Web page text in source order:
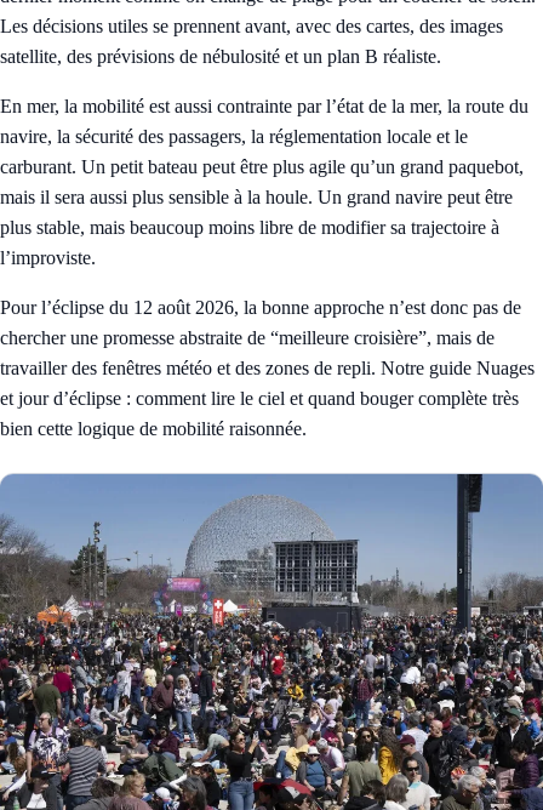
Les décisions utiles se prennent avant, avec des cartes, des images
satellite, des prévisions de nébulosité et un plan B réaliste.
En mer, la mobilité est aussi contrainte par l’état de la mer, la route du
navire, la sécurité des passagers, la réglementation locale et le
carburant. Un petit bateau peut être plus agile qu’un grand paquebot,
mais il sera aussi plus sensible à la houle. Un grand navire peut être
plus stable, mais beaucoup moins libre de modifier sa trajectoire à
l’improviste.
Pour l’éclipse du 12 août 2026, la bonne approche n’est donc pas de
chercher une promesse abstraite de “meilleure croisière”, mais de
travailler des fenêtres météo et des zones de repli. Notre guide Nuages
et jour d’éclipse : comment lire le ciel et quand bougercomplète très
bien cette logique de mobilité raisonnée.